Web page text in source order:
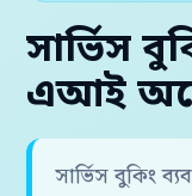
সার্ভিস
এআই
সার্ভিস বুকিং